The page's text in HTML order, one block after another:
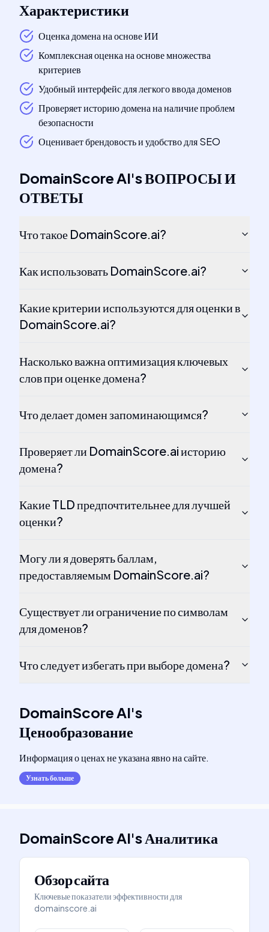
Характеристики
Оценка домена на основе ИИ
Комплексная оценка на основе множества
критериев
Удобный интерфейс для легкого ввода доменов
Проверяет историю домена на наличие проблем
безопасности
Оценивает брендовость и удобство для SEO
DomainScore AI'sВОПРОСЫ И
ОТВЕТЫ
Что такое DomainScore.ai?
Как использовать DomainScore.ai?
Какие критерии используются для оценки в
DomainScore.ai?
Насколько важна оптимизация ключевых
слов при оценке домена?
Что делает домен запоминающимся?
Проверяет ли DomainScore.ai историю
домена?
Какие TLD предпочтительнее для лучшей
оценки?
Могу ли я доверять баллам,
предоставляемым DomainScore.ai?
Существует ли ограничение по символам
для доменов?
Что следует избегать при выборе домена?
DomainScore AI's
Ценообразование
Информация о ценах не указана явно на сайте.
Узнать больше
DomainScore AI'sАналитика
Обзор сайта
Ключевые показатели эффективности для
domainscore.ai